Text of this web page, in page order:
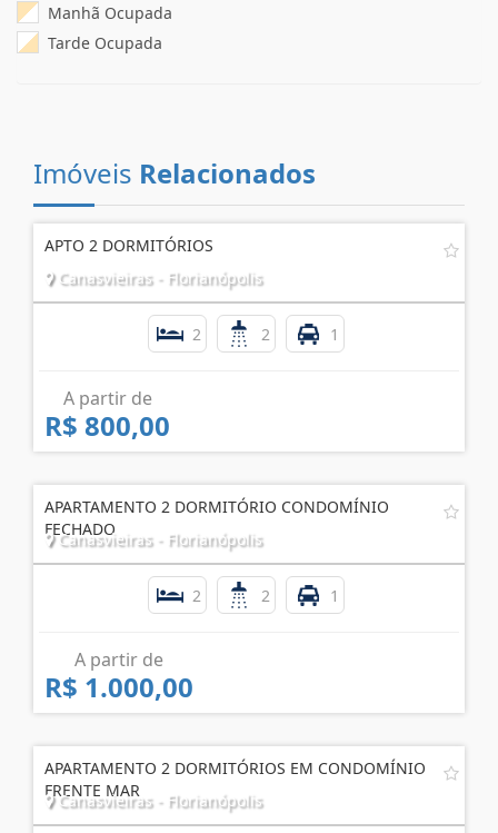
Manhã Ocupada
Tarde Ocupada
Imóveis Relacionados
APTO 2 DORMITÓRIOS
Canasvieiras - Florianópolis
2 2 1
A partir de
R$ 800,00
APARTAMENTO 2 DORMITÓRIO CONDOMÍNIO
FECHADO
Canasvieiras - Florianópolis
2 2 1
A partir de
R$ 1.000,00
APARTAMENTO 2 DORMITÓRIOS EM CONDOMÍNIO
FRENTE MAR
Canasvieiras - Florianópolis